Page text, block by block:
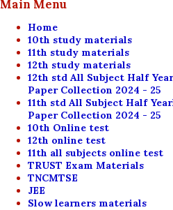
Main Menu
Home
10th study materials
11th study materials
12th study materials
12th std All Subject Half
Paper Collection 2024 - 25
11th std All Subject Half
Paper Collection 2024 - 25
10th Online test
12th online test
11th all subjects online test
TRUST Exam Materials
TNCMTSE
JEE
Slow learners materials